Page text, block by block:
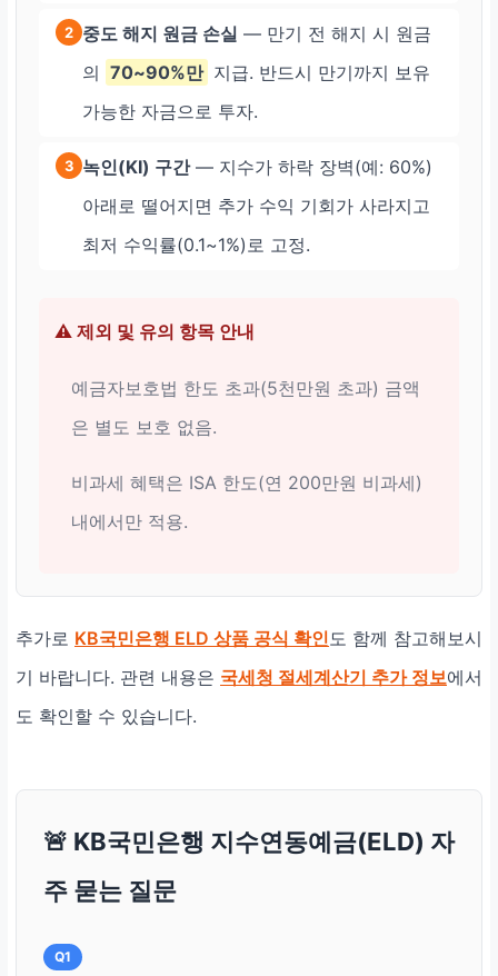
2 중도 해지 원금 손실 — 만기 전 해지 시 원금
의 70~90%만 지급. 반드시 만기까지 보유
가능한 자금으로 투자.
3 녹인(KI) 구간— 지수가 하락 장벽(예: 60%)
아래로 떨어지면 추가 수익 기회가 사라지고
최저 수익률(0.1~1%)로 고정.
⚠️ 제외 및 유의 항목 안내
예금자보호법 한도 초과(5천만원 초과) 금액
은 별도 보호 없음.
비과세 혜택은 ISA 한도(연 200만원 비과세)
내에서만 적용.
추가로 KB국민은행 ELD 상품 공식 확인도 함께 참고해보시
기 바랍니다. 관련 내용은 국세청 절세계산기 추가 정보에서
도 확인할 수 있습니다.
🚨 KB국민은행 지수연동예금(ELD) 자
주 묻는 질문
Q1